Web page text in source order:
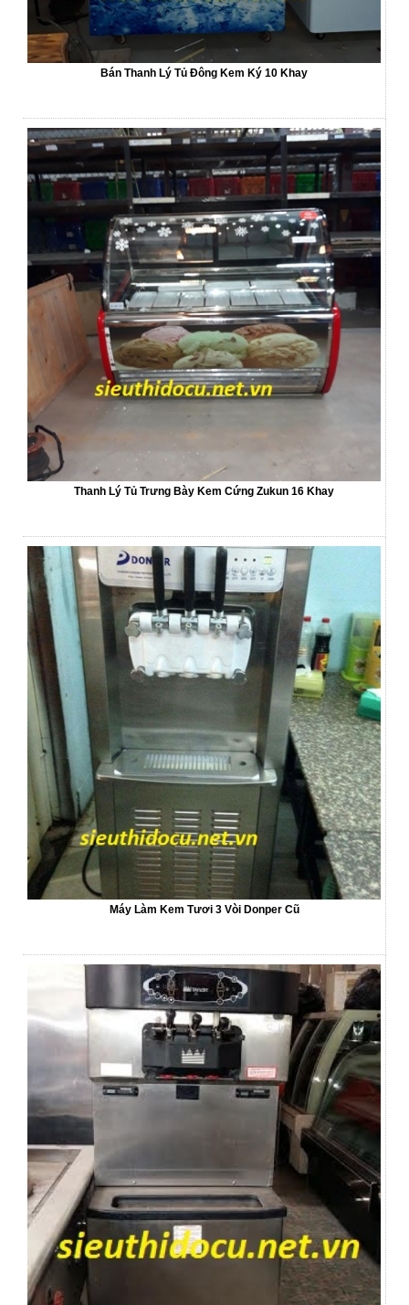
Bán Thanh Lý Tủ Đông Kem Ký 10 Khay
Thanh Lý Tủ Trưng Bày Kem Cứng Zukun 16 Khay
Máy Làm Kem Tươi 3 Vòi Donper Cũ